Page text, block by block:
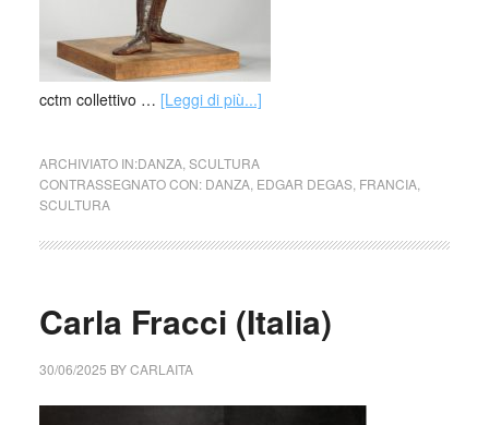
cctm collettivo … [Leggi di più...]
ARCHIVIATO IN:DANZA, SCULTURA
CONTRASSEGNATO CON: DANZA, EDGAR DEGAS, FRANCIA,
SCULTURA
Carla Fracci (Italia)
30/06/2025 BYCARLAITA